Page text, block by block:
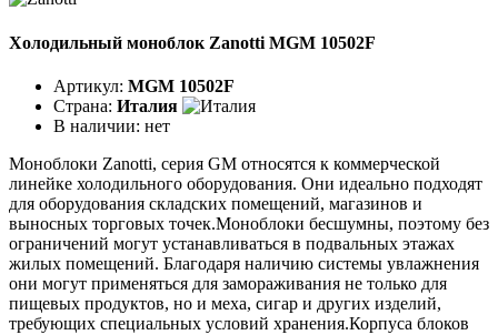
Холодильный моноблок Zanotti MGM 10502F
Артикул: MGM 10502F
Страна: Италия
В наличии: нет
Моноблоки Zanotti, серия GM относятся к коммерческой
линейке холодильного оборудования. Они идеально подходят
для оборудования складских помещений, магазинов и
выносных торговых точек.Моноблоки бесшумны, поэтому без
ограничений могут устанавливаться в подвальных этажах
жилых помещений. Благодаря наличию системы увлажнения
они могут применяться для замораживания не только для
пищевых продуктов, но и меха, сигар и других изделий,
требующих специальных условий хранения.Корпуса блоков